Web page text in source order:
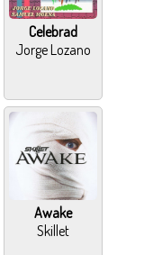
Celebrad
Jorge Lozano
Awake
Skillet